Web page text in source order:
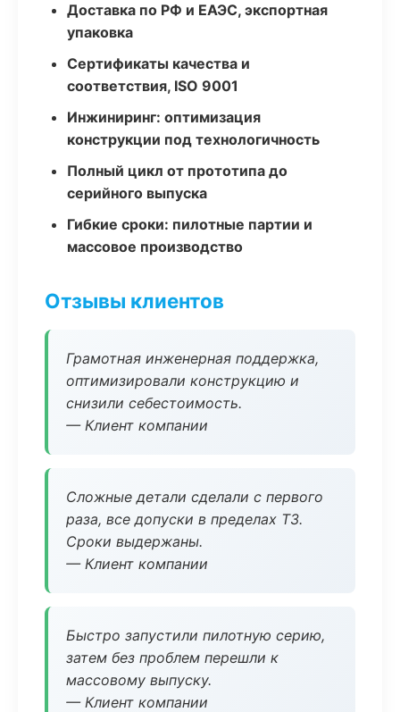
Доставка по РФ и ЕАЭС, экспортная
упаковка
Сертификаты качества и
соответствия, ISO 9001
Инжиниринг: оптимизация
конструкции под технологичность
Полный цикл от прототипа до
серийного выпуска
Гибкие сроки: пилотные партии и
массовое производство
Отзывы клиентов
Грамотная инженерная поддержка,
оптимизировали конструкцию и
снизили себестоимость.
— Клиент компании
Сложные детали сделали с первого
раза, все допуски в пределах ТЗ.
Сроки выдержаны.
— Клиент компании
Быстро запустили пилотную серию,
затем без проблем перешли к
массовому выпуску.
— Клиент компании